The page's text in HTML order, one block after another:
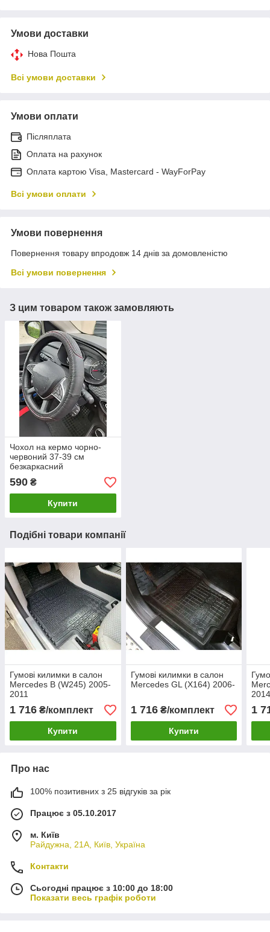
Умови доставки
Нова Пошта
Всі умови доставки
Умови оплати
Післяплата
Оплата на рахунок
Оплата картою Visa, Mastercard - WayForPay
Всі умови оплати
Умови повернення
Повернення товару впродовж 14 днів за домовленістю
Всі умови повернення
З цим товаром також замовляють
Чохол на кермо чорно-
червоний 37-39 см
безкаркасний
590 ₴
Купити
Подібні товари компанії
Гумові килимки в салон
Mercedes B (W245) 2005-
2011
1 716 ₴/комплект
Купити
Гумові килимки в салон
Mercedes GL (X164) 2006-
1 716₴/комплект
Купити
1
Про нас
100% позитивних з 25 відгуків за рік
Працює з 05.10.2017
м. Київ
Райдужна, 21А, Київ, Україна
Контакти
Сьогодні працює з 10:00 до 18:00
Показати весь графік роботи